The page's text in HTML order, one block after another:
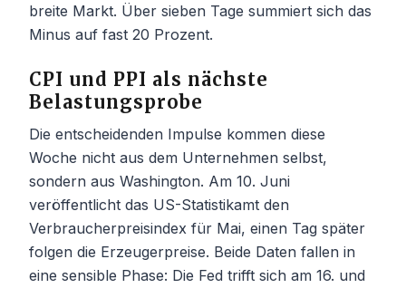
breite Markt. Über sieben Tage summiert sich das
Minus auf fast 20 Prozent.
CPI und PPI als nächste
Belastungsprobe
Die entscheidenden Impulse kommen diese
Woche nicht aus dem Unternehmen selbst,
sondern aus Washington. Am 10. Juni
veröffentlicht das US-Statistikamt den
Verbraucherpreisindex für Mai, einen Tag später
folgen die Erzeugerpreise. Beide Daten fallen in
eine sensible Phase: Die Fed trifft sich am 16. und